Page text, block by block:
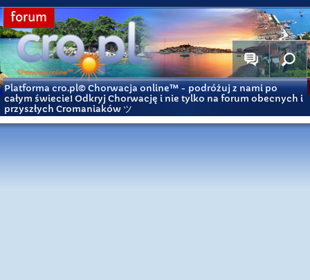
forum
Platforma cro.pl© Chorwacja online™ - podróżuj z nami po
całym świecie! Odkryj Chorwację i nie tylko na forum obecnych i
przyszłych Cromaniaków ツ